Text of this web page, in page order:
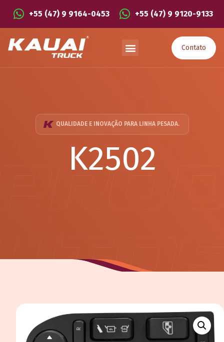
+55 (47) 9 9164-0453 +55 (47) 9 9120-9133
Contato
QUALIDADE E INOVAÇÃO PARA LINHA PESADA.
K2502